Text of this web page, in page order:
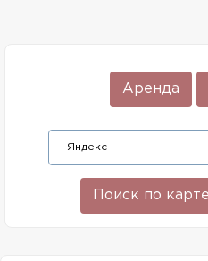
Аренда
Поиск по карте